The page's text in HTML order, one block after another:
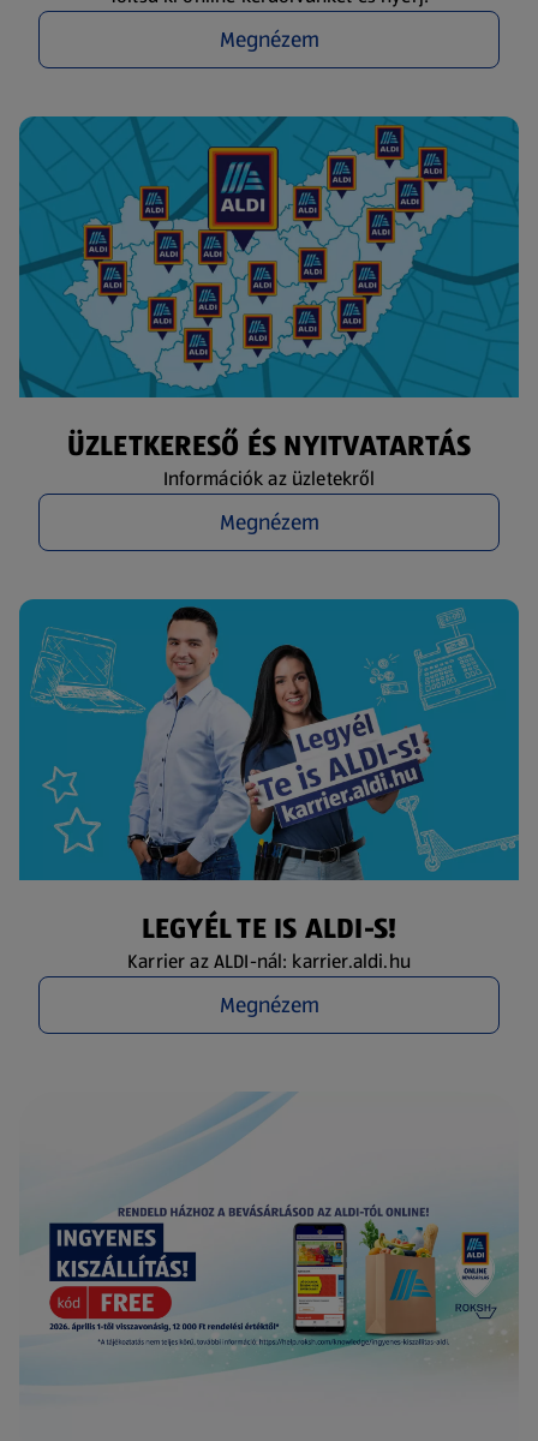
Megnézem
ÜZLETKERESŐ ÉS NYITVATARTÁS
Információk az üzletekről
Megnézem
LEGYÉL TE IS ALDI-S!
Karrier az ALDI-nál: karrier.aldi.hu
Megnézem